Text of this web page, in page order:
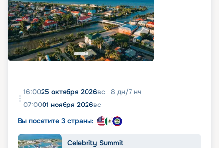
16:0025 октября 2026вс 8 дн/7 нч
07:0001 ноября 2026вс
Вы посетите 3 страны:
Celebrity Summit